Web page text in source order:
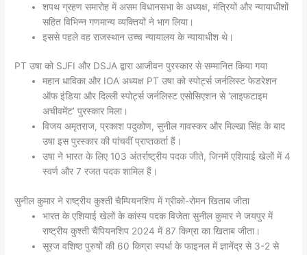
शपथ ग्रहण समारोह में असम विधानसभा के अध्यक्ष, मंत्रियों और न्यायाधीशों
सहित विभिन्न गणमान्य व्यक्तियों ने भाग लिया।
इससे पहले वह राजस्थान उच्च न्यायालय के न्यायाधीश थे।
PT उषा को SJFI और DSJA द्वारा आजीवन पुरस्कार से सम्मानित किया गया
महान धाविका और IOA अध्यक्ष PT उषा को स्पोर्ट्स जर्नलिस्ट फेडरेशन
ऑफ इंडिया और दिल्ली स्पोर्ट्स जर्नलिस्ट एसोसिएशन से ‘लाइफटाइम
अचीवमेंट’ पुरस्कार मिला।
विजय अमृतराज, प्रकाश पदुकोण, सुनील गावस्कर और मिल्खा सिंह के बाद
उषा इस पुरस्कार की पांचवीं प्राप्तकर्ता हैं।
उषा ने भारत के लिए 103 अंतर्राष्ट्रीय पदक जीते, जिनमें एशियाई खेलों में 4
स्वर्ण और 7 रजत पदक शामिल हैं।
सुनील कुमार ने राष्ट्रीय कुश्ती चैम्पियनशिप में ग्रीको-रोमन खिताब जीता
भारत के एशियाई खेलों के कांस्य पदक विजेता सुनील कुमार ने जयपुर में
राष्ट्रीय कुश्ती चैंपियनशिप 2024 में 87 किग्रा का खिताब जीता।
सूरज वशिष्ठ पुरुषों की 60 किग्रा स्पर्धा के फाइनल में ज्ञानेंद्र से 3-2 से